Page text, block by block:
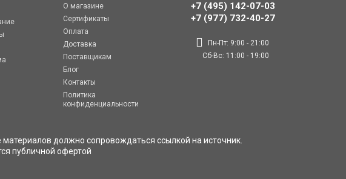
О магазине
Сертификаты
Оплата
Доставка
Поставщикам
Блог
Контакты
Политика
конфиденциальности
+7 (495) 142-07-03
‎‎+7 (977) 732-40-27
Пн-Пт: 9:00 - 21:00
Сб-Вс: 11:00 - 19:00
должно сопровождаться ссылкой на источник.
публичной офертой